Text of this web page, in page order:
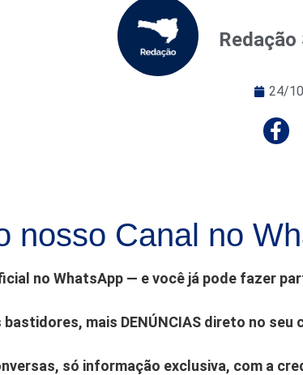
24/
nosso Canal no
no WhatsApp — e você já pode fazer
mais DENÚNCIAS direto no seu
só informação exclusiva, com a